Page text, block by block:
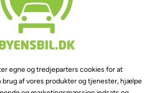
din søgning
egne og tredjeparters cookies for at
brug af vores produkter og tjenester, hjælpe